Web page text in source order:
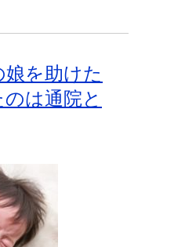
を助けた
は通院と